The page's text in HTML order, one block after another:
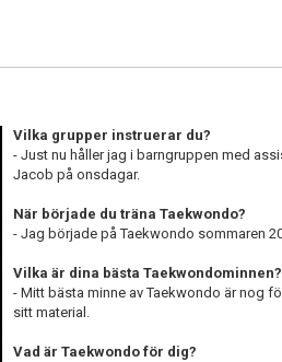
Vilka grupper instruerar du?
- Just nu håller jag i barngruppen med
Jacob på onsdagar.
När började du träna Taekwondo?
- Jag började på Taekwondo sommaren
Vilka är dina bästa Taekwondominnen?
- Mitt bästa minne av Taekwondo är nog
sitt material.
Vad är Taekwondo för dig?